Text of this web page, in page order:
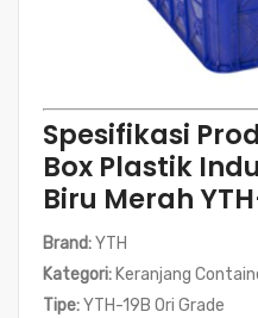
Spesifikasi
Box Plastik
Biru Merah
Brand:YTH
Kategori:Keranjang
Tipe:YTH-19B Ori Grade